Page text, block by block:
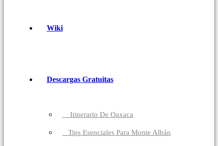
Wiki
Descargas Gratuitas
Itinerario De Oaxaca
Tips Esenciales Para Monte Albán